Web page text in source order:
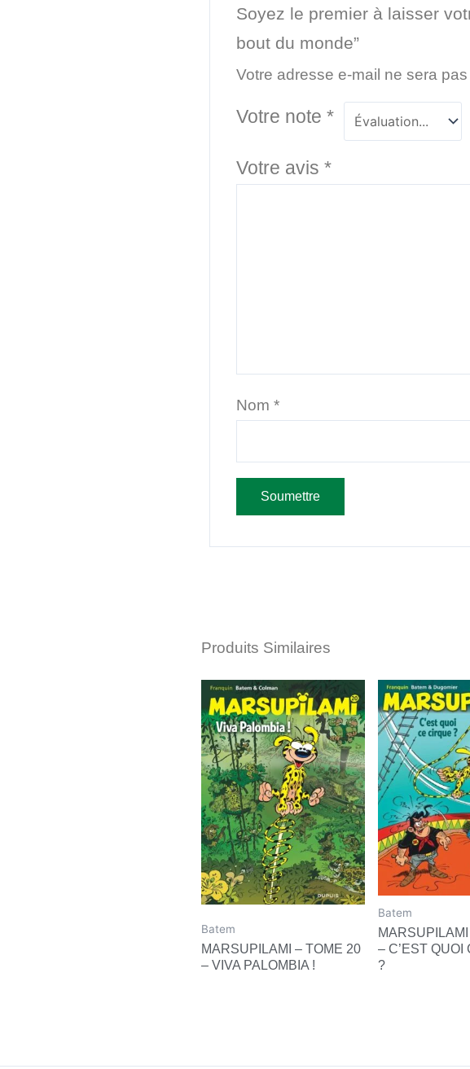
Soyez le premier à laisser
bout du monde”
Votre adresse e-mail ne sera
Votre note*
Votre avis*
Nom*
Produits Similaires
Batem
MARSUPILAMI – TOME 20
– VIVA PALOMBIA !
Batem
– C’EST QUOI
?